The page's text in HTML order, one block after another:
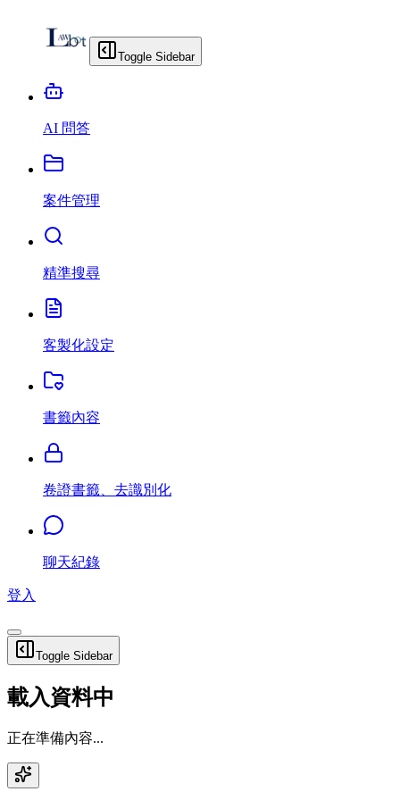
Toggle Sidebar
AI 問答
案件管理
精準搜尋
客製化設定
書籤內容
卷證書籤、去識別化
聊天紀錄
登入
Toggle Sidebar
載入資料中
正在準備內容...